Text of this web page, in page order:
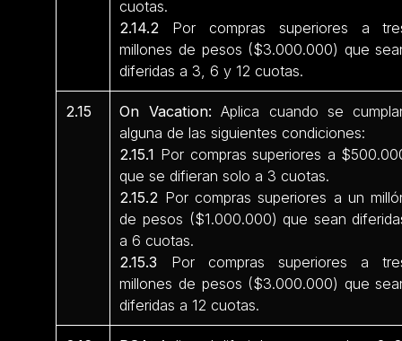
cuotas.
2.14.2 Por compras superiores a
millones de pesos ($3.000.000) que
diferidas a 3, 6 y 12 cuotas.
2.15 On Vacation:Aplica cuando se
alguna de las siguientes condiciones:
2.15.1 Por compras superiores a
que se difieran solo a 3 cuotas.
2.15.2 Por compras superiores a un
de pesos ($1.000.000) que sean
a 6 cuotas.
2.15.3 Por compras superiores a
millones de pesos ($3.000.000) que
diferidas a 12 cuotas.